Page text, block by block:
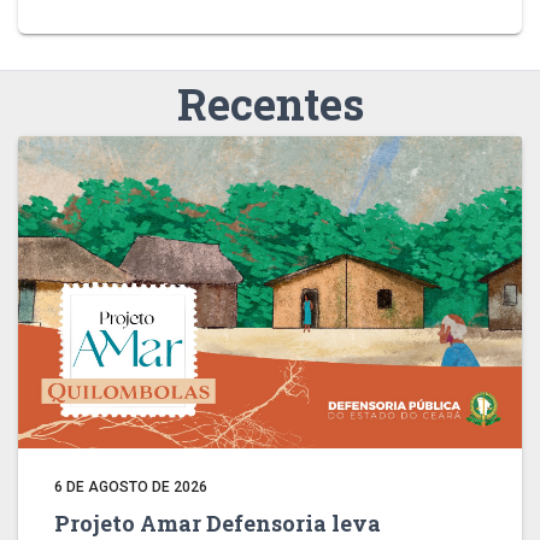
Recentes
6 DE AGOSTO DE 2026
Projeto Amar Defensoria leva